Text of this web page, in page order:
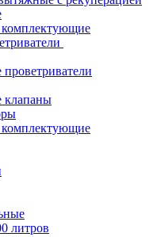
клапаны
литров